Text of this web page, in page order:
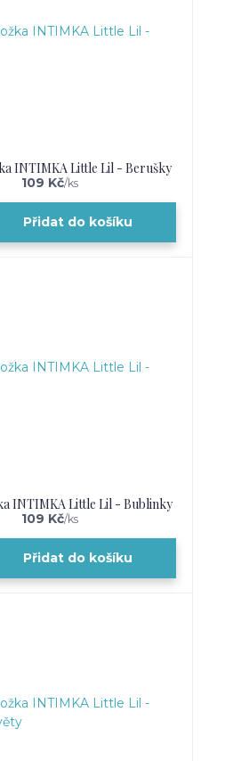
INTIMKA Little Lil - Berušky
109 Kč/ks
Přidat do košíku
INTIMKA Little Lil - Bublinky
109 Kč/ks
Přidat do košíku